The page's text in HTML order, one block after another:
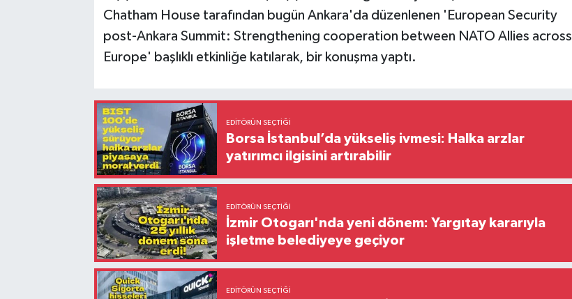
Chatham House tarafından bugün Ankara'da düzenlenen 'European Security
post-Ankara Summit: Strengthening cooperation between NATO Allies across
Europe' başlıklı etkinliğe katılarak, bir konuşma yaptı.
EDITÖRÜN SEÇTIĞI
Borsa İstanbul’da yükseliş ivmesi: Halka arzlar
yatırımcı ilgisini artırabilir
EDITÖRÜN SEÇTIĞI
İzmir Otogarı'nda yeni dönem: Yargıtay kararıyla
işletme belediyeye geçiyor
EDITÖRÜN SEÇTIĞI